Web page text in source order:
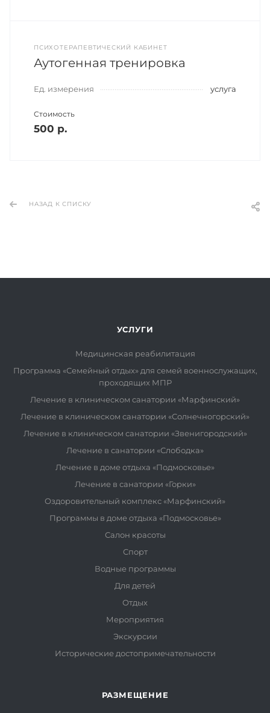
ПСИХОТЕРАПЕВТИЧЕСКИЙ КАБИНЕТ
Аутогенная тренировка
Ед. измерения услуга
Стоимость
500 р.
НАЗАД К СПИСКУ
УСЛУГИ
Медицинская реабилитация
Программа «Семейный отдых» для семей военнослужащих,
проходящих МПР
Лечение в клиническом санатории «Марфинский»
Лечение в клиническом санатории «Солнечногорский»
Лечение в клиническом санатории «Звенигородский»
Лечение в санатории «Слободка»
Лечение в доме отдыха «Подмосковье»
Лечение в санатории «Горки»
Оздоровительный комплекс «Марфинский»
Программы в доме отдыха «Подмосковье»
Салон красоты
Спорт
Водные программы
Для детей
Отдых
Мероприятия
Экскурсии
Исторические достопримечательности
РАЗМЕЩЕНИЕ